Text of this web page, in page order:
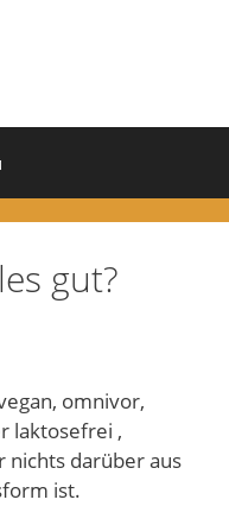
gut?
omnivor,
laktosefrei ,
nichts darüber aus
ist.